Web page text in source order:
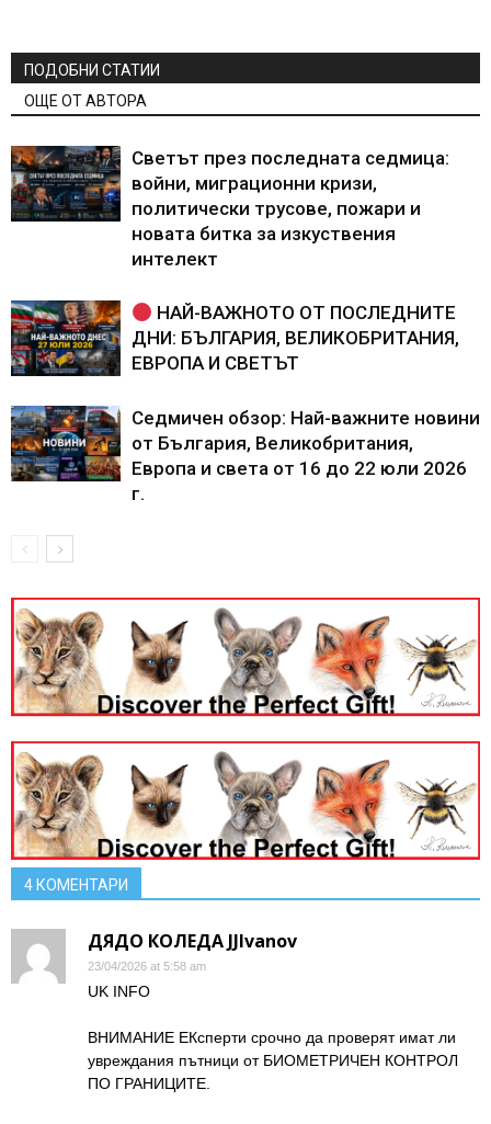
ПОДОБНИ СТАТИИ
ОЩЕ ОТ АВТОРА
Светът през последната седмица:
войни, миграционни кризи,
политически трусове, пожари и
новата битка за изкуствения
интелект
НАЙ-ВАЖНОТО ОТ ПОСЛЕДНИТЕ
ДНИ: БЪЛГАРИЯ, ВЕЛИКОБРИТАНИЯ,
ЕВРОПА И СВЕТЪТ
Седмичен обзор: Най-важните новини
от България, Великобритания,
Европа и света от 16 до 22 юли 2026
г.
4 КОМЕНТАРИ
ДЯДО КОЛЕДА JJIvanov
23/04/2026 at 5:58 am
UK INFO
ВНИМАНИЕ ЕКсперти срочно да проверят имат ли
увреждания пътници от БИОМЕТРИЧЕН КОНТРОЛ
ПО ГРАНИЦИТЕ.